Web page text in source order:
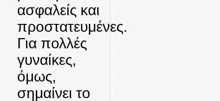
ασφαλείς και
προστατευμένες.
Για πολλές
γυναίκες,
όμως,
σημαίνει το